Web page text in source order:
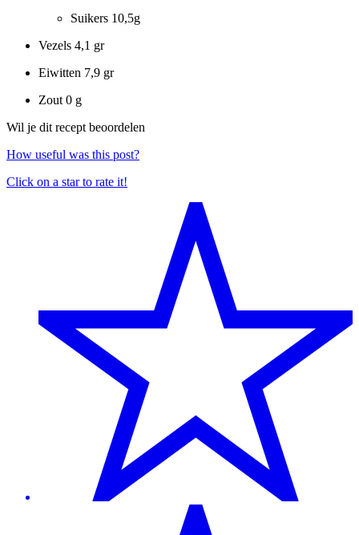
Suikers 10,5g
Vezels 4,1 gr
Eiwitten 7,9 gr
Zout 0 g
Wil je dit recept beoordelen
How useful was this post?
Click on a star to rate it!